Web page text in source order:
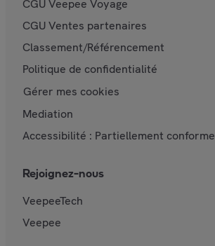
CGU Veepee Voyage
CGU Ventes partenaires
Classement/Référencement
Politique de confidentialité
Gérer mes cookies
Mediation
Accessibilité : Partiellement conforme
Rejoignez-nous
VeepeeTech
Veepee